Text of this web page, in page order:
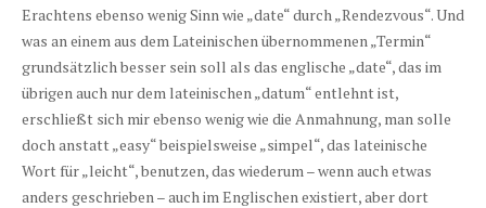
Erachtens ebenso wenig Sinn wie „date“ durch „Rendezvous“. Und
was an einem aus dem Lateinischen übernommenen „Termin“
grundsätzlich besser sein soll als das englische „date“, das im
übrigen auch nur dem lateinischen „datum“ entlehnt ist,
erschließt sich mir ebenso wenig wie die Anmahnung, man solle
doch anstatt „easy“ beispielsweise „simpel“, das lateinische
Wort für „leicht“, benutzen, das wiederum – wenn auch etwas
anders geschrieben – auch im Englischen existiert, aber dort